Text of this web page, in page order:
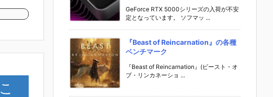
GeForce RTX 5000シリーズの入荷が不安
定となっています。 ソフマッ ...
『Beast of Reincarnation』の各種
ベンチマーク
『Beast of Reincarnation』(ビースト・オ
ブ・リンカネーショ ...